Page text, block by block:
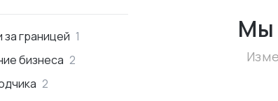
за границей 1
бизнеса 2
2
Мы